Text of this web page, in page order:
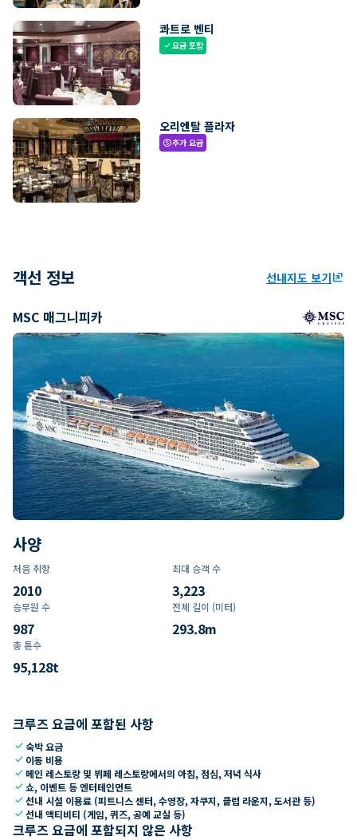
콰트로 벤티
check요금 포함
오리엔탈 플라자
paid추가 요금
객선 정보 선내지도 보기ungroup
MSC 매그니피카
사양
처음 취항
2010
최대 승객 수
3,223
승무원 수
987
전체 길이 (미터)
293.8m
총 톤수
95,128t
크루즈 요금에 포함된 사항
check숙박 요금
check 이동 비용
check 메인 레스토랑 및 뷔페 레스토랑에서의 아침, 점심, 저녁 식사
check쇼, 이벤트 등 엔터테인먼트
check선내 시설 이용료 (피트니스 센터, 수영장, 자쿠지, 클럽 라운지, 도서관 등)
check선내 액티비티 (게임, 퀴즈, 공예 교실 등)
크루즈 요금에 포함되지 않은 사항